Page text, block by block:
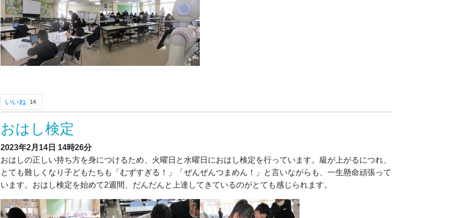
いいね 14
おはし検定
2023年2月14日 14時26分
おはしの正しい持ち方を身につけるため、火曜日と水曜日におはし検定を行っています。級が上がるにつれ、
とても難しくなり子どもたちも「むずすぎる！」「ぜんぜんつまめん！」と言いながらも、一生懸命頑張って
います。おはし検定を始めて2週間、だんだんと上達してきているのがとても感じられます。